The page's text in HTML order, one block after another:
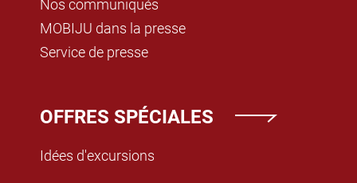
Nos communiqués
MOBIJU dans la presse
Service de presse
OFFRES SPÉCIALES
Idées d'excursions